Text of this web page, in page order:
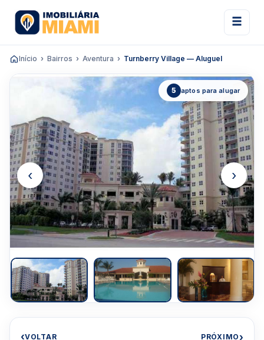
Início Bairros Aventura Turnberry Village — Aluguel
5 aptos para alugar
‹ ›
‹VOLTAR PRÓXIMO›